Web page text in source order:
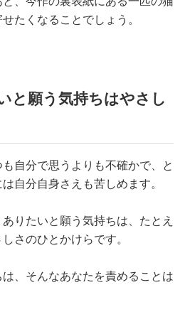
たくなることでしょう。
と願う気持ちはやさし
自分で思うよりも不確かで、と
自分自身さえも苦しめます。
りたいと願う気持ちは、たとえ
さのひとかけらです。
、そんなあなたを責めることは